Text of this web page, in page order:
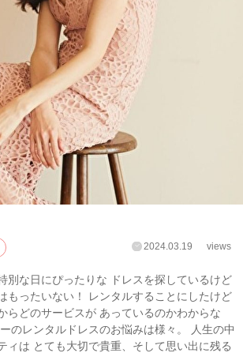
2024.03.19 views
別な日にぴったりな ドレスを探しているけど
もったいない！ レンタルすることにしたけど
らどのサービスが あっているのかわからな
のレンタルドレスのお悩みは様々。 人生の中
ィは とても大切で貴重、そして思い出に残る